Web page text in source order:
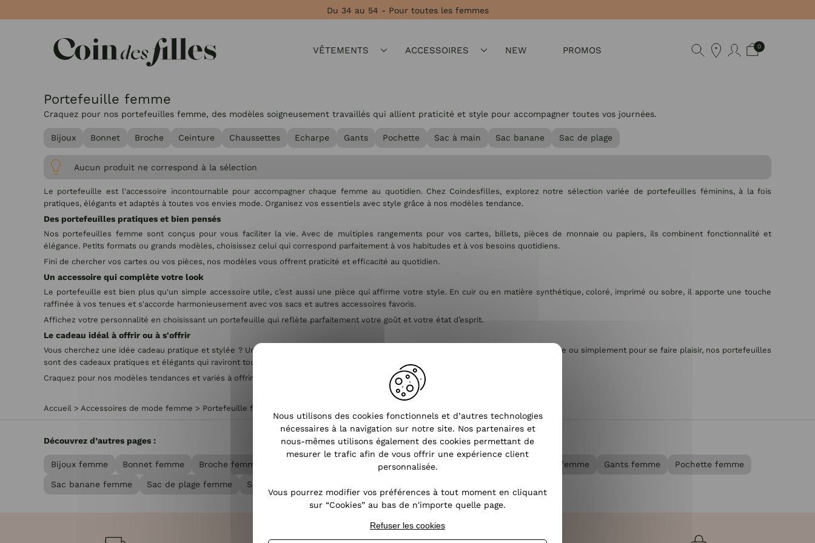
Du 34 au 54 - Pour toutes les femmes
VÊTEMENTS ACCESSOIRES NEW PROMOS 0
Portefeuille femme
Craquez pour nos portefeuilles femme, des modèles soigneusement travaillés qui allient praticité et style pour accompagner toutes vos journées.
Bijoux Bonnet Broche Ceinture Chaussettes Echarpe Gants Pochette Sac à main Sac banane Sac de plage
Aucun produit ne correspond à la sélection
Le portefeuille est l'accessoire incontournable pour accompagner chaque femme au quotidien. Chez Coindesfilles, explorez notre sélection variée de portefeuilles féminins, à la fois
pratiques, élégants et adaptés à toutes vos envies mode. Organisez vos essentiels avec style grâce à nos modèles tendance.
Des portefeuilles pratiques et bien pensés
Nos portefeuilles femme sont conçus pour vous faciliter la vie. Avec de multiples rangements pour vos cartes, billets, pièces de monnaie ou papiers, ils combinent fonctionnalité et
élégance. Petits formats ou grands modèles, choisissez celui qui correspond parfaitement à vos habitudes et à vos besoins quotidiens.
Fini de chercher vos cartes ou vos pièces, nos modèles vous offrent praticité et efficacité au quotidien.
Un accessoire qui complète votre look
Le portefeuille est bien plus qu'un simple accessoire utile, c’est aussi une pièce qui affirme votre style. En cuir ou en matière synthétique, coloré, imprimé ou sobre, il apporte une touche
raffinée à vos tenues et s'accorde harmonieusement avec vos sacs et autres accessoires favoris.
Affichez votre personnalité en choisissant un portefeuille qui reflète parfaitement votre goût et votre état d’esprit.
Le cadeau idéal à offrir ou à s'offrir
Vous cherchez une idée cadeau pratique et stylée ? Un joli portefeuille fera plaisir à coup sûr. Que ce soit pour un anniversaire, une fête ou simplement pour se faire plaisir, nos portefeuilles
sont des cadeaux pratiques et élégants qui raviront toutes les femmes.
Craquez pour nos modèles tendances et variés à offrir sans hésiter… ou à garder précieusement pour vous !
Accueil > Accessoires de mode femme > Portefeuille femme
Découvrez d’autres pages :
Bijoux femme Bonnet femme Broche femme Chaussettes femme Echarpe femme Gants femme Pochette femme
Sac banane femme Sac de plage femme Sac à main femme
Nous utilisons des cookies fonctionnels et d’autres technologies
nécessaires à la navigation sur notre site. Nos partenaires et
nous-mêmes utilisons également des cookies permettant de
mesurer le trafic afin de vous offrir une expérience client
personnalisée.
Vous pourrez modifier vos préférences à tout moment en cliquant
sur “Cookies” au bas de n'importe quelle page.
Refuser les cookies